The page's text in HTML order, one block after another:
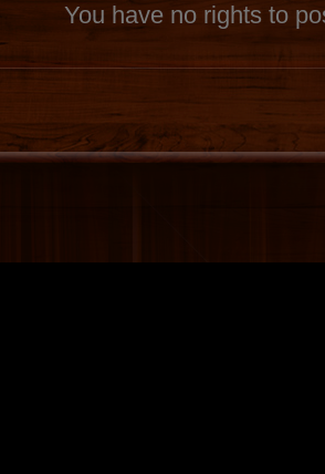
You have no rights to